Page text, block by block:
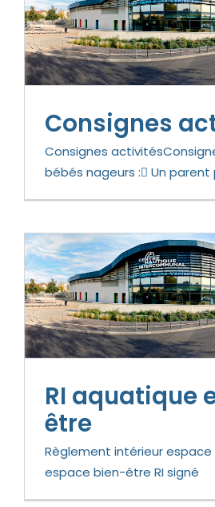
Consignes
Consignes
bébés nageurs : Un
RI aquatique
être
Règlement intérieur
espace bien-être RI signé